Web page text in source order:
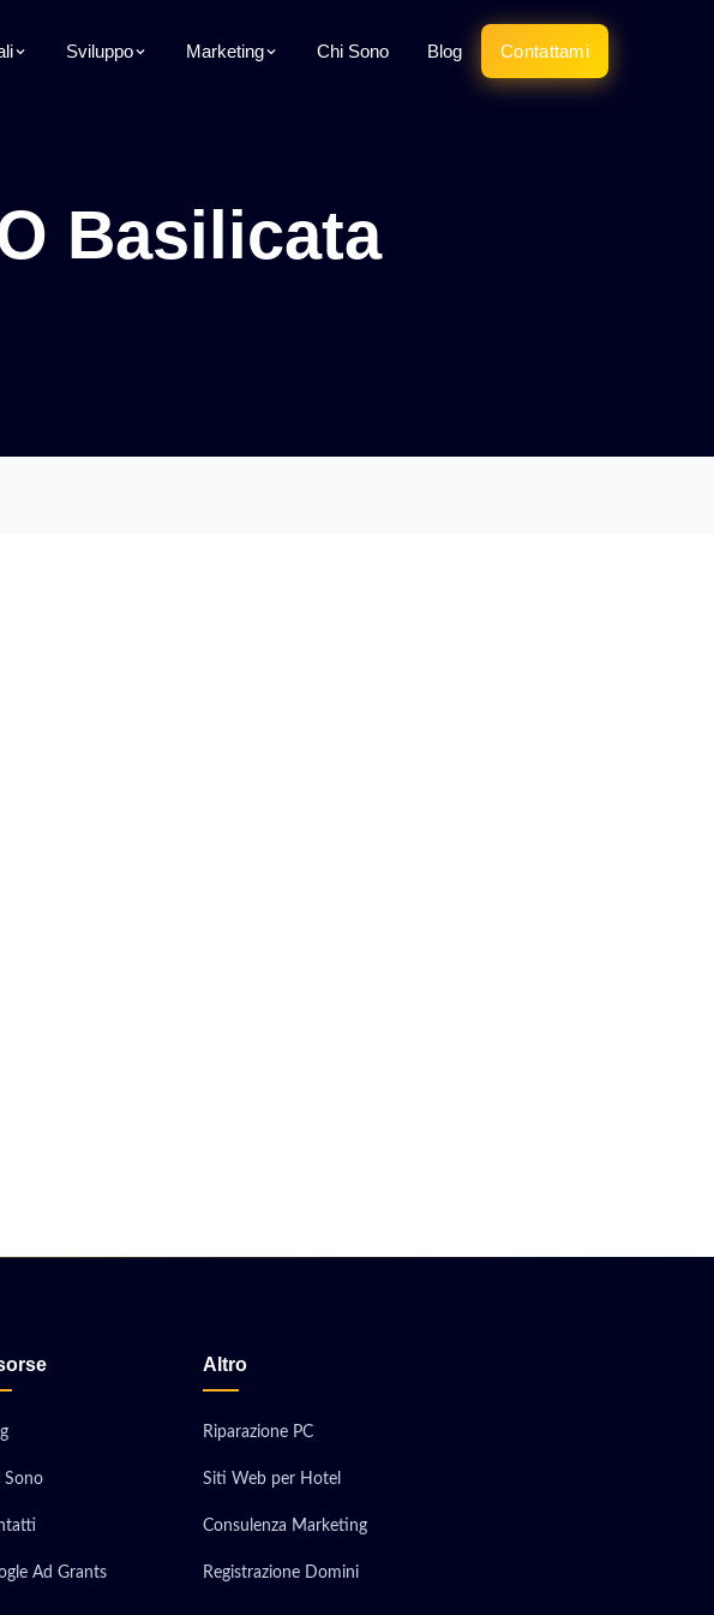
Sviluppo Marketing Chi Sono Blog Contattami
Basilicata
Sono
Ad Grants
Altro
Riparazione PC
Siti Web per Hotel
Consulenza Marketing
Registrazione Domini